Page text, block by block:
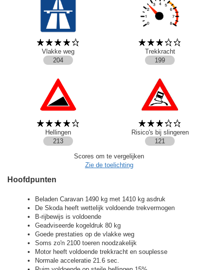
Vlakke weg
Trekkracht
204
199
Hellingen
Risico's bij slingeren
213
121
Scores om te vergelijken
Zie de toelichting
Hoofdpunten
Beladen Caravan 1490 kg met 1410 kg asdruk
De Skoda heeft wettelijk voldoende trekvermogen
B-rijbewijs is voldoende
Geadviseerde kogeldruk 80 kg
Goede prestaties op de vlakke weg
Soms zo'n 2100 toeren noodzakelijk
Motor heeft voldoende trekkracht en souplesse
Normale acceleratie 21.6 sec.